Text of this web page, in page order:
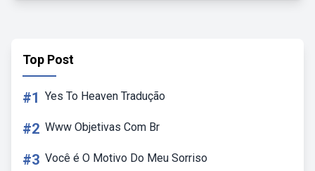
Top Post
#1 Yes To Heaven Tradução
#2 Www Objetivas Com Br
#3 Você é O Motivo Do Meu Sorriso